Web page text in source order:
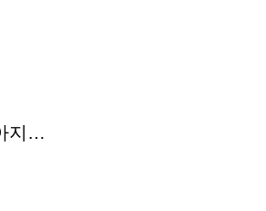
[디레터 : 아시아지역 리걸 업데이트] 아시아 중심 글로벌 법률 플랫폼 ‘DLG Asia Practice Circle(APC)’ 출범